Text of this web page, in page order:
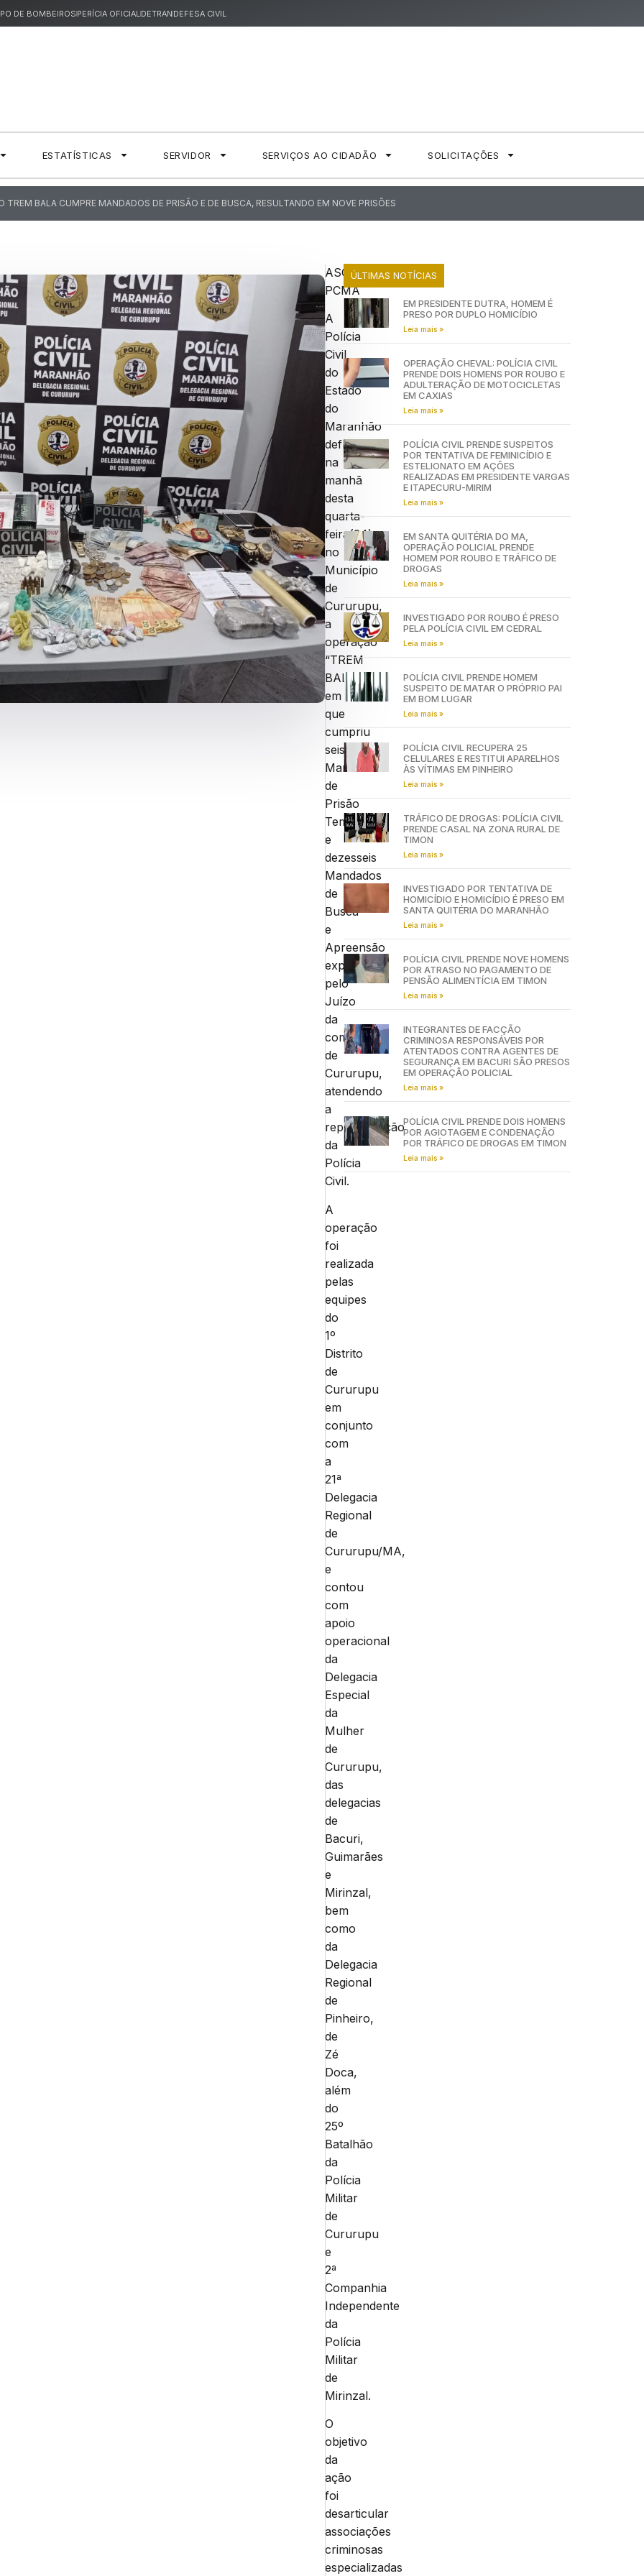
DE BOMBEIROSPERÍCIA OFICIALDETRANDEFESA CIVIL
ESTATÍSTICAS SERVIDOR SERVIÇOS AO CIDADÃO SOLICITAÇÕES
TREM BALA CUMPRE MANDADOS DE PRISÃO E DE BUSCA, RESULTANDO EM NOVE PRISÕES
ASCOM
PCMA
A
Polícia
Civil
do
Estado
do
Maranhão
deflagrou,
na
manhã
desta
quarta-
feira(24),
no
Município
de
Cururupu,
a
operação
“TREM
BALA”
em
que
cumpriu
seis
Mandados
de
Prisão
Temporária
e
dezesseis
Mandados
de
Busca
e
Apreensão
expedidos
pelo
Juízo
da
comarca
de
Cururupu,
atendendo
a
representação
da
Polícia
Civil.
A
operação
foi
realizada
pelas
equipes
do
1º
Distrito
de
Cururupu
em
conjunto
com
a
21ª
Delegacia
Regional
de
Cururupu/MA,
e
contou
com
apoio
operacional
da
Delegacia
Especial
da
Mulher
de
Cururupu,
das
delegacias
de
Bacuri,
Guimarães
e
Mirinzal,
bem
como
da
Delegacia
Regional
de
Pinheiro,
de
Zé
Doca,
além
do
25º
Batalhão
da
Polícia
Militar
de
Cururupu
e
2ª
Companhia
Independente
da
Polícia
Militar
de
Mirinzal.
O
objetivo
da
ação
foi
desarticular
associações
criminosas
especializadas
ÚLTIMAS NOTÍCIAS
EM PRESIDENTE DUTRA, HOMEM É
PRESO POR DUPLO HOMICÍDIO
Leia mais »
OPERAÇÃO CHEVAL: POLÍCIA CIVIL
PRENDE DOIS HOMENS POR ROUBO E
ADULTERAÇÃO DE MOTOCICLETAS
EM CAXIAS
Leia mais »
POLÍCIA CIVIL PRENDE SUSPEITOS
POR TENTATIVA DE FEMINICÍDIO E
ESTELIONATO EM AÇÕES
REALIZADAS EM PRESIDENTE VARGAS
E ITAPECURU-MIRIM
Leia mais »
EM SANTA QUITÉRIA DO MA,
OPERAÇÃO POLICIAL PRENDE
HOMEM POR ROUBO E TRÁFICO DE
DROGAS
Leia mais »
INVESTIGADO POR ROUBO É PRESO
PELA POLÍCIA CIVIL EM CEDRAL
Leia mais »
POLÍCIA CIVIL PRENDE HOMEM
SUSPEITO DE MATAR O PRÓPRIO PAI
EM BOM LUGAR
Leia mais »
POLÍCIA CIVIL RECUPERA 25
CELULARES E RESTITUI APARELHOS
ÀS VÍTIMAS EM PINHEIRO
Leia mais »
TRÁFICO DE DROGAS: POLÍCIA CIVIL
PRENDE CASAL NA ZONA RURAL DE
TIMON
Leia mais »
INVESTIGADO POR TENTATIVA DE
HOMICÍDIO E HOMICÍDIO É PRESO EM
SANTA QUITÉRIA DO MARANHÃO
Leia mais »
POLÍCIA CIVIL PRENDE NOVE HOMENS
POR ATRASO NO PAGAMENTO DE
PENSÃO ALIMENTÍCIA EM TIMON
Leia mais »
INTEGRANTES DE FACÇÃO
CRIMINOSA RESPONSÁVEIS POR
ATENTADOS CONTRA AGENTES DE
SEGURANÇA EM BACURI SÃO PRESOS
EM OPERAÇÃO POLICIAL
Leia mais »
POLÍCIA CIVIL PRENDE DOIS HOMENS
POR AGIOTAGEM E CONDENAÇÃO
POR TRÁFICO DE DROGAS EM TIMON
Leia mais »